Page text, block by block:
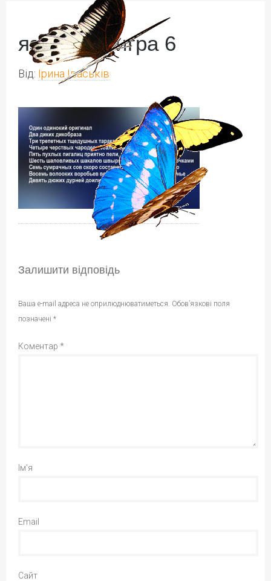
языковая игра 6
Від: Ірина Іваськів
Залишити відповідь
Ваша e-mail адреса не оприлюднюватиметься. Обов’язкові поля
позначені *
Коментар *
Ім'я
Email
Сайт